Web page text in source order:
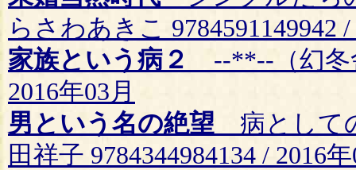
らさわあきこ 9784591149942
家族という病２
--**--（幻冬
2016年03月
男という名の絶望 病として
田祥子 9784344984134 / 2016